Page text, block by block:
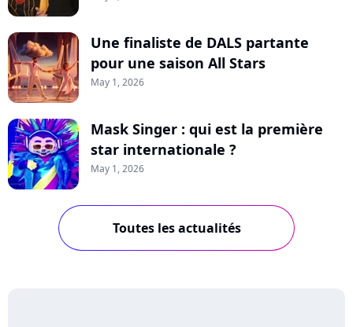
Une finaliste de DALS partante
pour une saison All Stars
May 1, 2026
Mask Singer : qui est la première
star internationale ?
May 1, 2026
Toutes les actualités